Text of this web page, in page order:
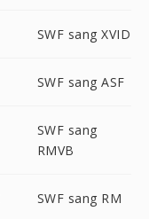
SWF sang XVID
SWF sang ASF
SWF sang
RMVB
SWF sang RM